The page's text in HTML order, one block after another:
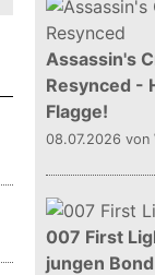
Assassin's
Resynced -
Flagge!
08.07.2026 von
007 First
jungen Bond